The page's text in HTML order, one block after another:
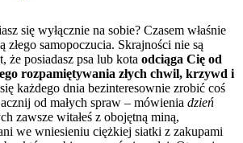
się wyłącznie na sobie? Czasem właśnie
złego samopoczucia. Skrajności nie są
że posiadasz psa lub kota odciąga Cię od
rozpamiętywania złych chwil, krzywd i
każdego dnia bezinteresownie zrobić coś
od małych spraw – mówienia dzień
zawsze witałeś z obojętną miną,
we wniesieniu ciężkiej siatki z zakupami